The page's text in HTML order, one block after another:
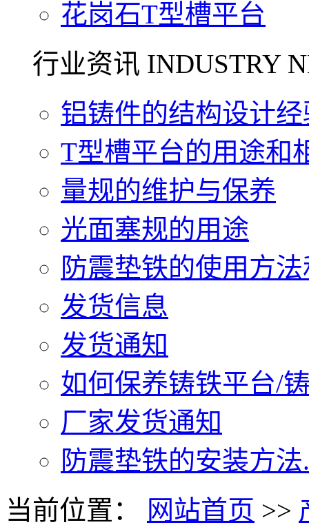
花岗石T型槽平台
行业资讯 INDUSTRY
铝铸件的结构设计经
T型槽平台的用途和
量规的维护与保养
光面塞规的用途
防震垫铁的使用方
发货信息
发货通知
如何保养铸铁平台/
厂家发货通知
防震垫铁的安装方法
当前位置：
网站首页 >>